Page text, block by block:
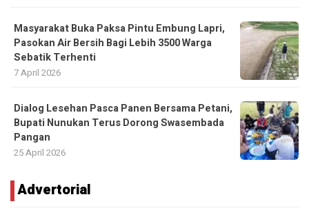
Masyarakat Buka Paksa Pintu Embung Lapri,
Pasokan Air Bersih Bagi Lebih 3500 Warga
Sebatik Terhenti
7 April 2026
Dialog Lesehan Pasca Panen Bersama Petani,
Bupati Nunukan Terus Dorong Swasembada
Pangan
25 April 2026
Advertorial